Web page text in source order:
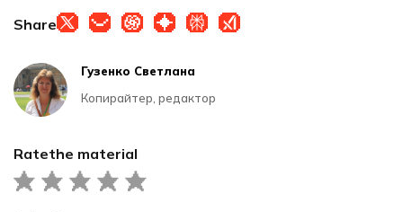
Share
Ratethe material
Гузенко Светлана
Копирайтер, редактор